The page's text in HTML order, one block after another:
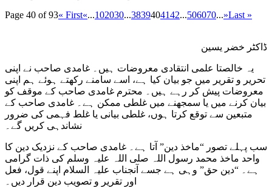
Page 40 of 93« First«...102030...3839404142...506070...»Last »
ڈاکٹر خضر یسین
یہ خالصتا علمی انتقادی معروضات ہیں۔ غامدی صاحب نے اپنی
تحریر و تقریر میں جو بیان کیا ہے، اسے سامنے رکھتے ہوئے ہم اپنی
معروضات پیش کر رہے ہیں۔ محترم غامدی صاحب کے موقف کو
بیان کرنے میں یا سمجھنے میں غلطی ممکن ہے۔ غامدی صاحب کے
متبعین سے توقع کرتا ہوں، غلطی بیانی یا غلط فہمی کی ضرور
نشاندہی کریں گے۔
سب پہلے تصور “ماخذ دین” آتا ہے۔ غامدی صاحب کے نزدیک دین کا
واحد ماخذ محمد رسول اللہ صلی اللہ علیہ وسلم کی ذات گرامی
ہے۔ “دین حق” وہی ہے جسے آنجناب علیہ السلام اپنے قول، فعل
اور تقریر و تصویب دین قرار دیں۔